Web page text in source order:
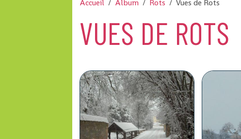
Accueil Album Rots Vues de Rots
VUES DE ROTS